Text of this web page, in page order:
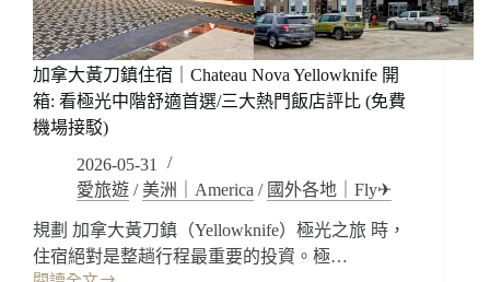
加拿大黃刀鎮住宿｜Chateau Nova Yellowknife 開
箱: 看極光中階舒適首選/三大熱門飯店評比 (免費
機場接駁)
2026-05-31
愛旅遊 / 美洲｜America / 國外各地｜Fly✈
規劃 加拿大黃刀鎮（Yellowknife）極光之旅 時，
住宿絕對是整趟行程最重要的投資。極…